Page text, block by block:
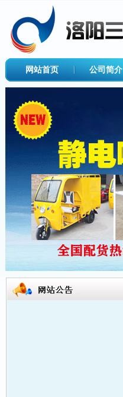
网站首页 公司简介